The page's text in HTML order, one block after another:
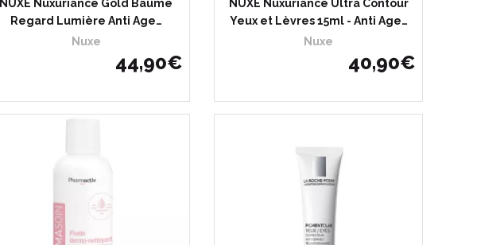
NUXE Nuxuriance Gold Baume
Regard Lumière Anti Age…
Nuxe
44,90€
NUXE Nuxuriance Ultra Contour
Yeux et Lèvres 15ml - Anti Age…
Nuxe
40,90€